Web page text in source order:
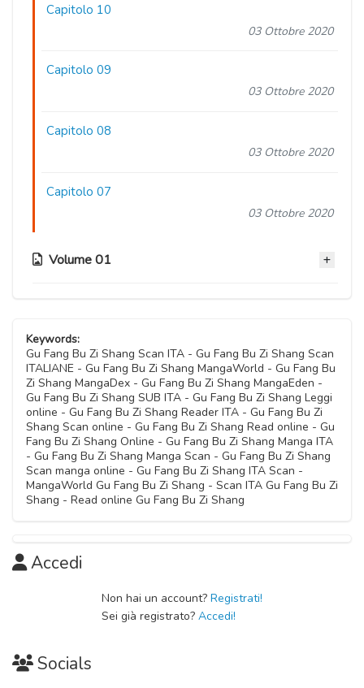
Capitolo 10
03 Ottobre 2020
Capitolo 09
03 Ottobre 2020
Capitolo 08
03 Ottobre 2020
Capitolo 07
03 Ottobre 2020
Volume 01
Capitolo 05
03 Ottobre 2020
Capitolo 04
03 Ottobre 2020
Capitolo 03
Capitolo 02
Capitolo 01
Keywords:
Gu Fang Bu Zi Shang Scan ITA - Gu Fang Bu Zi Shang Scan
ITALIANE - Gu Fang Bu Zi Shang MangaWorld - Gu Fang Bu
Zi Shang MangaDex - Gu Fang Bu Zi Shang MangaEden -
Gu Fang Bu Zi Shang SUB ITA - Gu Fang Bu Zi Shang Leggi
online - Gu Fang Bu Zi Shang Reader ITA - Gu Fang Bu Zi
Shang Scan online - Gu Fang Bu Zi Shang Read online - Gu
Fang Bu Zi Shang Online - Gu Fang Bu Zi Shang Manga ITA
- Gu Fang Bu Zi Shang Manga Scan - Gu Fang Bu Zi Shang
Scan manga online - Gu Fang Bu Zi Shang ITA Scan -
MangaWorld Gu Fang Bu Zi Shang - Scan ITA Gu Fang Bu Zi
Shang - Read online Gu Fang Bu Zi Shang
Accedi
Non hai un account? Registrati!
Sei già registrato? Accedi!
Socials